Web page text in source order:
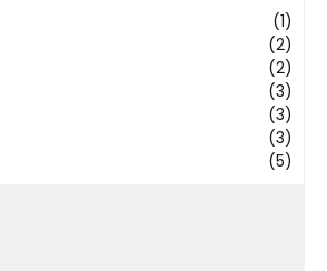
(1)
(2)
(2)
(3)
(3)
(3)
(5)